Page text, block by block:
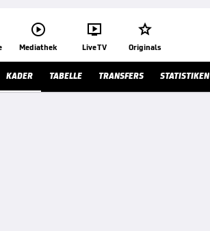

Mediathek

Live TV

Originals
KADER TABELLE TRANSFERS STATISTIKEN